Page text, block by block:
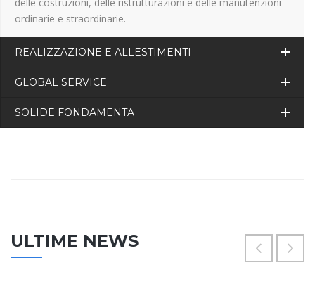
ordinarie e straordinarie.
REALIZZAZIONE E ALLESTIMENTI
GLOBAL SERVICE
SOLIDE FONDAMENTA
ULTIME NEWS